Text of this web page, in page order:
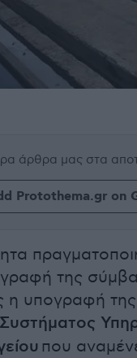
άρθρα μας στα
Protothema.gr on
της
η υπογραφή
Συστήματος
που